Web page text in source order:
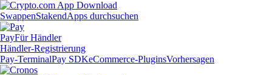
SwappenStakendApps durchsuchen
PayFür Händler
Händler-Registrierung
Pay-TerminalPay SDKeCommerce-PluginsVorhersagen